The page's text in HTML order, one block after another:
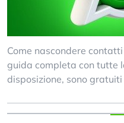
Come nascondere
guida completa con tutte
disposizione, sono